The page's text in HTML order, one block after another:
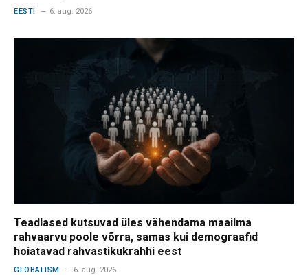
EESTI 6. aug. 2026
Teadlased kutsuvad üles vähendama maailma
rahvaarvu poole võrra, samas kui demograafid
hoiatavad rahvastikukrahhi eest
GLOBALISM 6. aug. 2026